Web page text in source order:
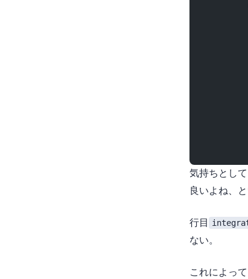
気持ちとし
良いよね?、
16行目
ない。)
これによって